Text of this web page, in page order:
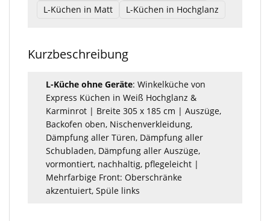
L-Küchen in Matt
L-Küchen in Hochglanz
Kurzbeschreibung
L-Küche ohne Geräte: Winkelküche von
Express Küchen in Weiß Hochglanz &
Karminrot | Breite 305 x 185 cm | Auszüge,
Backofen oben, Nischenverkleidung,
Dämpfung aller Türen, Dämpfung aller
Schubladen, Dämpfung aller Auszüge,
vormontiert, nachhaltig, pflegeleicht |
Mehrfarbige Front: Oberschränke
akzentuiert, Spüle links